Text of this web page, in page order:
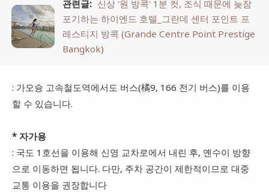
관련글: 신상 '원 방콕' 1분 컷, 조식 때문에 늦잠
포기하는 하이엔드 호텔_그란데 센터 포인트 프
레스티지 방콕 (Grande Centre Point Prestige
Bangkok)
: 가오슝 고속철도역에서도 버스(橘9, 166 전기 버스)를 이용
할 수 있습니다.
* 자가용
: 국도 1호선을 이용해 신영 교차로에서 내린 후, 옌수이 방향
으로 이동하면 됩니다. 다만, 주차 공간이 제한적이므로 대중
교통 이용을 권장합니다